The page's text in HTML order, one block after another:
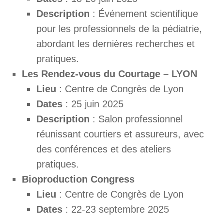
Description : Événement scientifique
pour les professionnels de la pédiatrie,
abordant les dernières recherches et
pratiques.
Les Rendez-vous du Courtage – LYON
Lieu : Centre de Congrès de Lyon
Dates : 25 juin 2025
Description : Salon professionnel
réunissant courtiers et assureurs, avec
des conférences et des ateliers
pratiques.
Bioproduction Congress
Lieu : Centre de Congrès de Lyon
Dates : 22-23 septembre 2025